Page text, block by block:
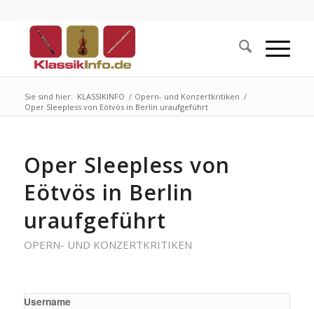
Sie sind hier: KLASSIKINFO / Opern- und Konzertkritiken /
Oper Sleepless von Eötvös in Berlin uraufgeführt
Oper Sleepless von
Eötvös in Berlin
uraufgeführt
OPERN- UND KONZERTKRITIKEN
Username